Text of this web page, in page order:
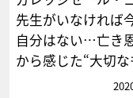
先生がいなければ
自分はない…亡き
から感じた“大切な